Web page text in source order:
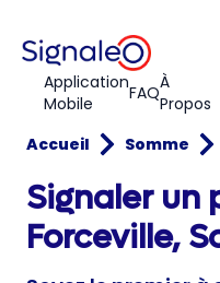
Application
Mobile
FAQÀ
Propos
Accueil Somme
Signaler un
Forceville,